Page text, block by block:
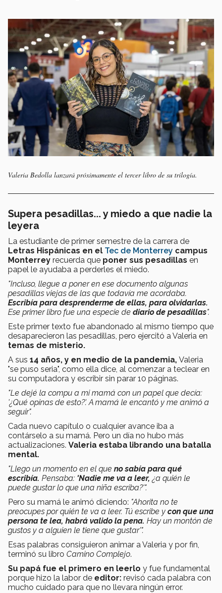
Valeria Bedolla lanzará próximamente el tercer libro de su trilogía.
Supera pesadillas... y miedo a que nadie la
leyera
La estudiante de primer semestre de la carrera de
Letras Hispánicas en el Tec de Monterrey campus
Monterrey recuerda que poner sus pesadillas en
papel le ayudaba a perderles el miedo.
"Incluso, llegue a poner en ese documento algunas
pesadillas viejas de las que todavía me acordaba.
Escribía para desprenderme de ellas, para olvidarlas.
Ese primer libro fue una especie de diario de pesadillas".
Este primer texto fue abandonado al mismo tiempo que
desaparecieron las pesadillas, pero ejercitó a Valeria en
temas de misterio.
A sus 14 años, y en medio de la pandemia, Valeria
"se puso seria", como ella dice, al comenzar a teclear en
su computadora y escribir sin parar 10 páginas.
"Le dejé la compu a mi mamá con un papel que decía:
'¿Qué opinas de esto?'. A mamá le encantó y me animó a
seguir".
Cada nuevo capítulo o cualquier avance iba a
contárselo a su mamá. Pero un día no hubo más
actualizaciones. Valeria estaba librando una batalla
mental.
"Llego un momento en el que no sabía para qué
escribía. Pensaba: 'Nadie me va a leer, ¿a quién le
puede gustar lo que una niña escriba?'".
Pero su mamá le animó diciendo: "Ahorita no te
preocupes por quién te va a leer. Tú escribe y con que una
persona te lea, habrá valido la pena. Hay un montón de
gustos y a alguien le tiene que gustar'".
Esas palabras consiguieron animar a Valeria y por fin,
terminó su libro Camino Complejo.
Su papá fue el primero en leerlo y fue fundamental
porque hizo la labor de editor: revisó cada palabra con
mucho cuidado para que no llevara ningún error.